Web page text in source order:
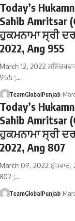
Today’s
Sahib Amritsar
ਸ੍ਰੀ
2022, Ang 955
March 12, 2022
955 ;…
TeamGlobalPunjab
Today’s
Sahib Amritsar
ਸ੍ਰੀ
2022, Ang 807
March 09, 2022 ਬੁੱਧਵਾਰ,
807 ;…
TeamGlobalPunjab